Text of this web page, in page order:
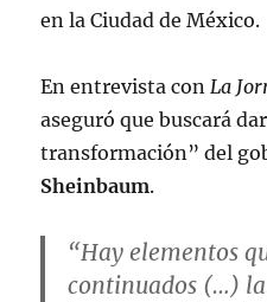
en la Ciudad de México.
En entrevista con La
aseguró que buscará
transformación” del
Sheinbaum.
“Hay elementos
continuados (…)